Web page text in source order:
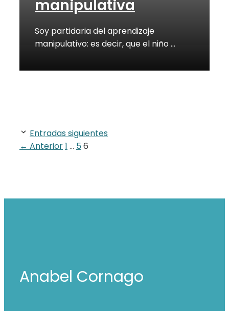
manipulativa
Soy partidaria del aprendizaje
manipulativo: es decir, que el niño …
Entradas siguientes
← AnteriorPágina
1 … Página
5Página
6
Anabel Cornago